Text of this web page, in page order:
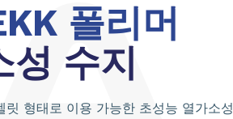
폴리머
성 수지
형태로 이용 가능한 초성능 열가소성